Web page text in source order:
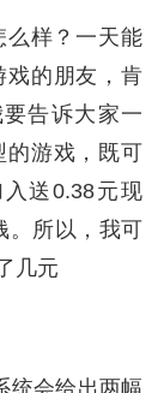
么样？一天能
戏的朋友，肯
告诉大家一
的游戏，既可
送0.38元现
。所以，我可
几元
统会给出两幅